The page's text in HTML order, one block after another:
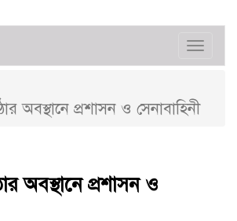
অবস্থানে প্রশাসন ও সেনাবাহিনী
অবস্থানে প্রশাসন ও